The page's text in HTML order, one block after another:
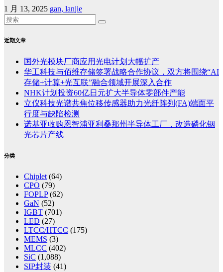
1 月 13, 2025 gan, lanjie
近期文章
国外光模块厂商应用光电计划大幅扩产
华工科技与佰维存储签署战略合作协议，双方将围绕“AI
存储+计算+光互联”融合领域开展深入合作
NHK计划投资60亿日元扩大半导体零部件产能
立仪科技光谱共焦位移传感器助力光纤阵列(FA)端面平
行度与缺陷检测
诺基亚收购恩智浦亚利桑那州半导体工厂，改造磷化铟
光芯片产线
分类
Chiplet (64)
CPO (79)
FOPLP(62)
GaN (52)
IGBT (701)
LED (27)
LTCC/HTCC (175)
MEMS (3)
MLCC (402)
SiC (1,088)
SIP封装 (41)